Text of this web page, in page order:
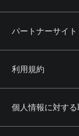
パートナーサイト
利用規約
個人情報に対する